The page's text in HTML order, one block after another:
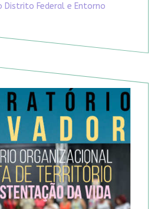
Distrito Federal e Entorno